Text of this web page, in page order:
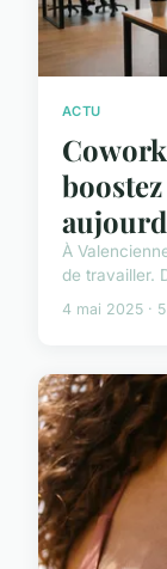
ACTU
À
de travailler.
4 mai 2025 ·